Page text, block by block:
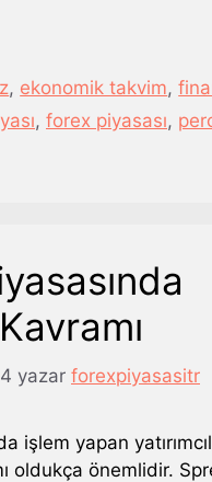
, ekonomik takvim,
, forex piyasası,
yazar forexpiyasasitr
işlem yapan
oldukça önemlidir.